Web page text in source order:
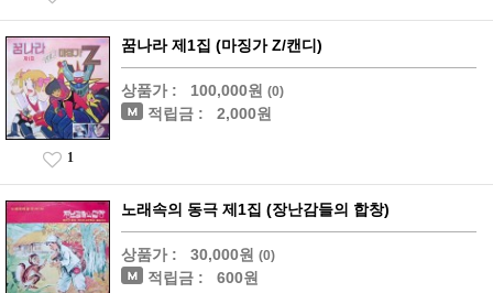
꿈나라 제1집 (마징가 Z/캔디)
상품가 : 100,000원 (0)
적립금 : 2,000원
1
노래속의 동극 제1집 (장난감들의 합창)
상품가 : 30,000원 (0)
적립금 : 600원